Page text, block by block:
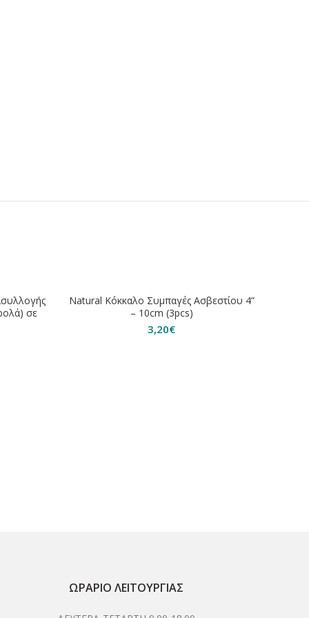
σε
Natural Κόκκαλο Συμπαγές Ασβεστίου 4”
– 10cm (3pcs)
3,20€
ΩΡΆΡΙΟ ΛΕΙΤΟΥΡΓΊΑΣ